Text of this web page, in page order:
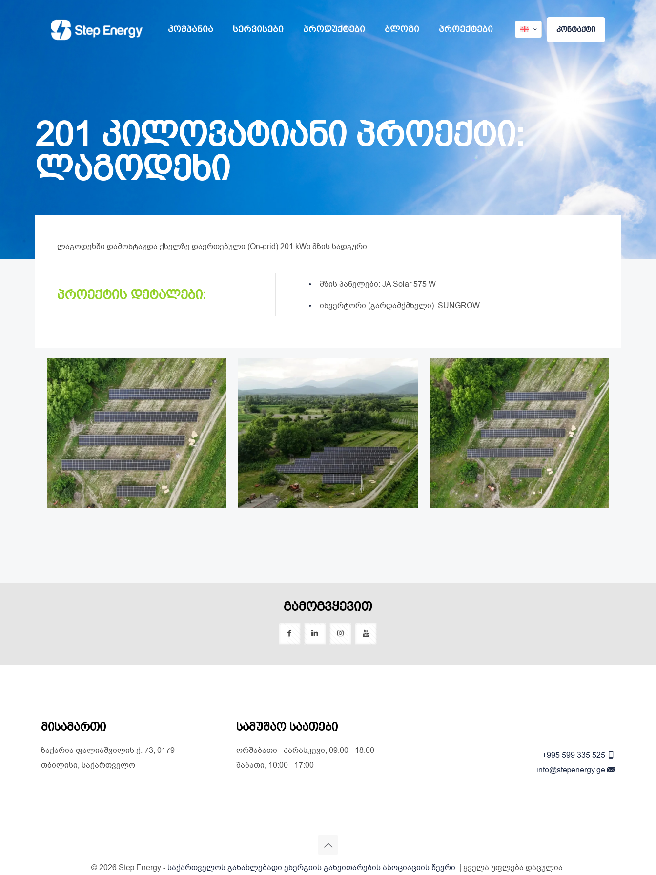
კომპანია სერვისები პროდუქტები ბლოგი პროექტები კონტაქტი
201 კილოვატიანი პროექტი:
ლაგოდეხი
ლაგოდეხში დამონტაჟდა ქსელზე დაერთებული (On-grid) 201 kWp მზის სადგური.
პროექტის დეტალები:
მზის პანელები: JA Solar 575 W
ინვერტორი (გარდამქმნელი): SUNGROW
გამოგვყევით
მისამართი
ზაქარია ფალიაშვილის ქ. 73, 0179
თბილისი, საქართველო
სამუშაო საათები
ორშაბათი - პარასკევი, 09:00 - 18:00
შაბათი, 10:00 - 17:00
+995 599 335 525
info@stepenergy.ge
© 2026 Step Energy - საქართველოს განახლებადი ენერგიის განვითარების ასოციაციის წევრი. | ყველა უფლება დაცულია.